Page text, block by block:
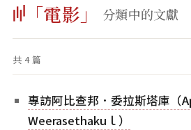
字:
藝術家
創作類型
專題
索引
關鍵字
「電影」 分類中的文獻
共 4 篇
專訪阿比查邦．委拉斯塔庫（
Weerasethakuｌ）